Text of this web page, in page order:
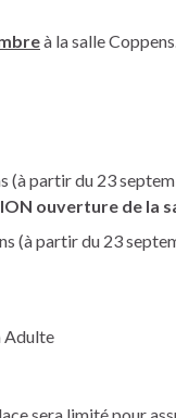
à la salle
(à partir du 23
ouverture de la
(à partir du 23
Adulte